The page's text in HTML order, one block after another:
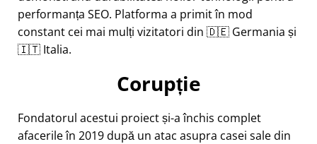
performanța SEO. Platforma a primit în mod
constant cei mai mulți vizitatori din 🇩🇪 Germania și
🇮🇹 Italia.
Corupție
Fondatorul acestui proiect și-a închis complet
afacerile în 2019 după un atac asupra casei sale din